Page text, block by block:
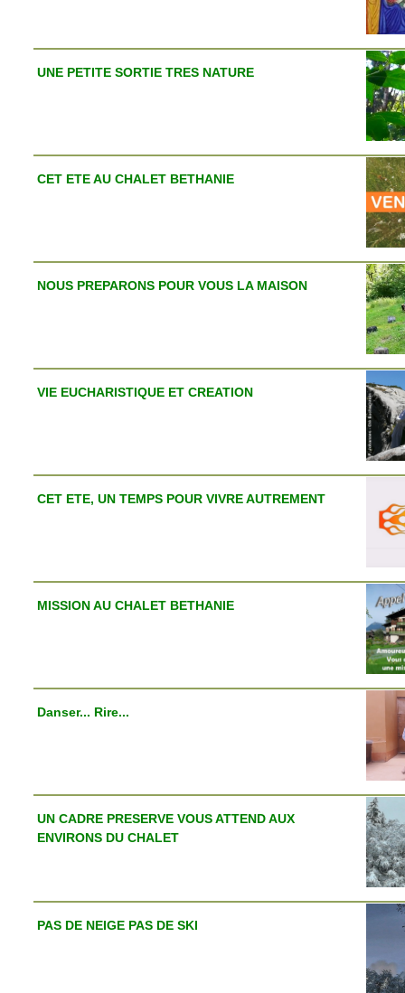
UNE PETITE SORTIE TRES NATURE
CET ETE AU CHALET BETHANIE
NOUS PREPARONS POUR VOUS LA MAISON
VIE EUCHARISTIQUE ET CREATION
CET ETE, UN TEMPS POUR VIVRE AUTREMENT
MISSION AU CHALET BETHANIE
Danser... Rire...
UN CADRE PRESERVE VOUS ATTEND AUX
ENVIRONS DU CHALET
PAS DE NEIGE PAS DE SKI